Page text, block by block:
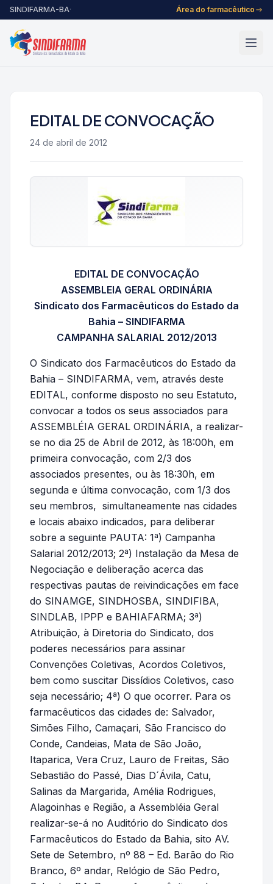
Pular para o conteúdo
SINDIFARMA-BA· Área do farmacêutico
EDITAL DE CONVOCAÇÃO
24 de abril de 2012
EDITAL DE CONVOCAÇÃO
ASSEMBLEIA GERAL ORDINÁRIA
Sindicato dos Farmacêuticos do Estado da
Bahia – SINDIFARMA
CAMPANHA SALARIAL 2012/2013
O Sindicato dos Farmacêuticos do Estado da
Bahia – SINDIFARMA, vem, através deste
EDITAL, conforme disposto no seu Estatuto,
convocar a todos os seus associados para
ASSEMBLÉIA GERAL ORDINÁRIA, a realizar-
se no dia 25 de Abril de 2012, às 18:00h, em
primeira convocação, com 2/3 dos
associados presentes, ou às 18:30h, em
segunda e última convocação, com 1/3 dos
seu membros, simultaneamente nas cidades
e locais abaixo indicados, para deliberar
sobre a seguinte PAUTA: 1ª) Campanha
Salarial 2012/2013; 2ª) Instalação da Mesa de
Negociação e deliberação acerca das
respectivas pautas de reivindicações em face
do SINAMGE, SINDHOSBA, SINDIFIBA,
SINDLAB, IPPP e BAHIAFARMA; 3ª)
Atribuição, à Diretoria do Sindicato, dos
poderes necessários para assinar
Convenções Coletivas, Acordos Coletivos,
bem como suscitar Dissídios Coletivos, caso
seja necessário; 4ª) O que ocorrer. Para os
farmacêuticos das cidades de: Salvador,
Simões Filho, Camaçari, São Francisco do
Conde, Candeias, Mata de São João,
Itaparica, Vera Cruz, Lauro de Freitas, São
Sebastião do Passé, Dias D´Ávila, Catu,
Salinas da Margarida, Amélia Rodrigues,
Alagoinhas e Região, a Assembléia Geral
realizar-se-á no Auditório do Sindicato dos
Farmacêuticos do Estado da Bahia, sito AV.
Sete de Setembro, nº 88 – Ed. Barão do Rio
Branco, 6º andar, Relógio de São Pedro,